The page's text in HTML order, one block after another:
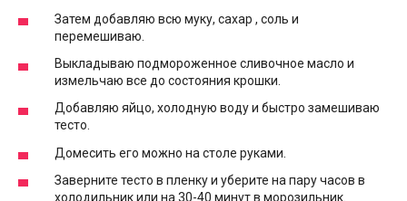
Затем добавляю всю муку, сахар , соль и
перемешиваю.
Выкладываю подмороженное сливочное масло и
измельчаю все до состояния крошки.
Добавляю яйцо, холодную воду и быстро замешиваю
тесто.
Домесить его можно на столе руками.
Заверните тесто в пленку и уберите на пару часов в
холодильник или на 30-40 минут в морозильник.